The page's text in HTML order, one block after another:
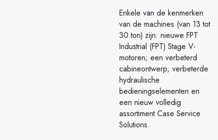
Enkele van de kenmerken
van de machines (van 13 tot
30 ton) zijn: nieuwe FPT
Industrial (FPT) Stage V-
motoren; een verbeterd
cabineontwerp; verbeterde
hydraulische
bedieningselementen en
een nieuw volledig
assortiment Case Service
Solutions.